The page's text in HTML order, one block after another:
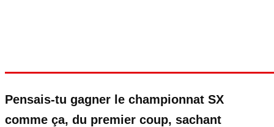
Pensais-tu gagner le championnat SX
comme ça, du premier coup, sachant